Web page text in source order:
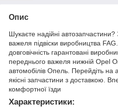
Опис
Шукаєте надійні
важеля підвіски виробництва FAG.
довговічність гарантовані
переднього важеля нижній Opel
автомобілів Опель. Перейдіть
якісні запчастини з доставкою.
комфортної їзди
Характеристики: